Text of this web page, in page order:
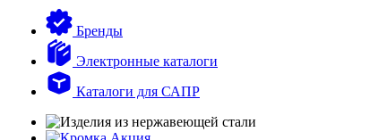
Бренды
Электронные каталоги
Каталоги для САПР